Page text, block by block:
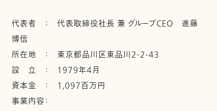
代表者 ： 代表取締役社長 兼 グループCEO 進藤
博信
所在地 ： 東京都品川区東品川2-2-43
設 立 ： 1979年4月
資本金 ： 1,097百万円
事業内容：